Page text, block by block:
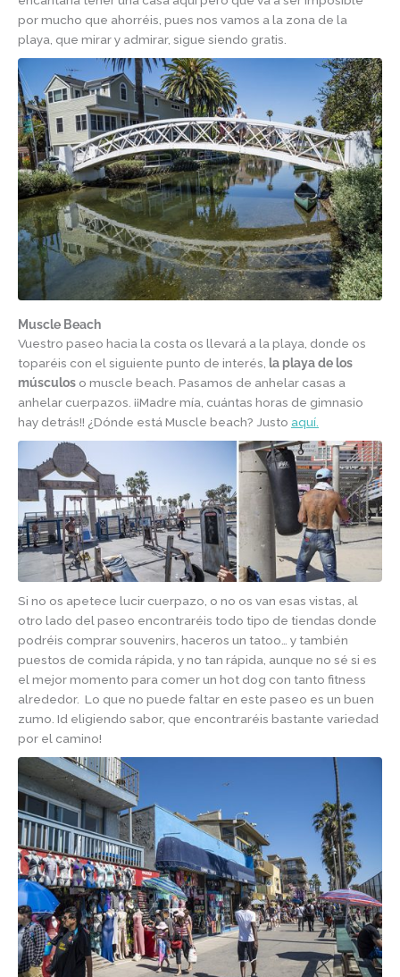
por mucho que ahorréis, pues nos vamos a la zona de la
playa, que mirar y admirar, sigue siendo gratis.
Muscle Beach
Vuestro paseo hacia la costa os llevará a la playa, donde os
toparéis con el siguiente punto de interés, la playa de los
músculos o muscle beach. Pasamos de anhelar casas a
anhelar cuerpazos. ¡¡Madre mía, cuántas horas de gimnasio
hay detrás!! ¿Dónde está Muscle beach? Justo aquí.
Si no os apetece lucir cuerpazo, o no os van esas vistas, al
otro lado del paseo encontraréis todo tipo de tiendas donde
podréis comprar souvenirs, haceros un tatoo… y también
puestos de comida rápida, y no tan rápida, aunque no sé si es
el mejor momento para comer un hot dog con tanto fitness
alrededor. Lo que no puede faltar en este paseo es un buen
zumo. Id eligiendo sabor, que encontraréis bastante variedad
por el camino!